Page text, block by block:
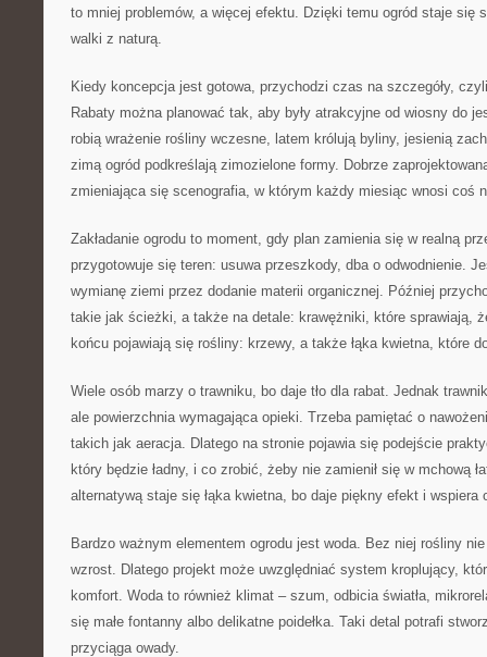
to mniej problemów, a więcej efektu. Dzięki temu ogród staje się
walki z naturą.
Kiedy koncepcja jest gotowa, przychodzi czas na szczegóły,
Rabaty można planować tak, aby były atrakcyjne od wiosny do
robią wrażenie rośliny wczesne, latem królują byliny, jesienią
zimą ogród podkreślają zimozielone formy. Dobrze
zmieniająca się scenografia, w którym każdy miesiąc wnosi coś
Zakładanie ogrodu to moment, gdy plan zamienia się w realną
przygotowuje się teren: usuwa przeszkody, dba o odwodnienie.
wymianę ziemi przez dodanie materii organicznej. Później
takie jak ścieżki, a także na detale: krawężniki, które sprawiają,
końcu pojawiają się rośliny: krzewy, a także łąka kwietna, które
Wiele osób marzy o trawniku, bo daje tło dla rabat. Jednak
ale powierzchnia wymagająca opieki. Trzeba pamiętać o
takich jak aeracja. Dlatego na stronie pojawia się podejście
który będzie ładny, i co zrobić, żeby nie zamienił się w mchową
alternatywą staje się łąka kwietna, bo daje piękny efekt i wspiera
Bardzo ważnym elementem ogrodu jest woda. Bez niej rośliny
wzrost. Dlatego projekt może uwzględniać system kroplujący,
komfort. Woda to również klimat – szum, odbicia światła,
się małe fontanny albo delikatne poidełka. Taki detal potrafi
przyciąga owady.